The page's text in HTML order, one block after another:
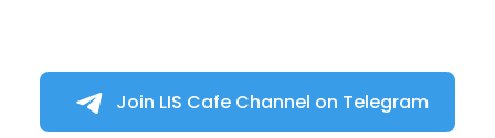
Join LIS Cafe Channel on Telegram